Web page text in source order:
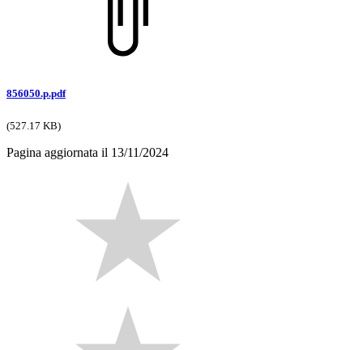
856050.p.pdf
(527.17 KB)
Pagina aggiornata il 13/11/2024